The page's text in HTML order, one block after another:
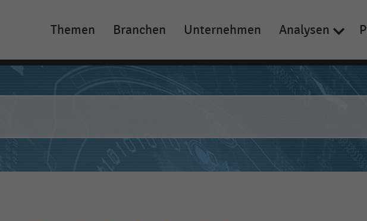
Main
navigation
Themen Branchen Unternehmen Analysen